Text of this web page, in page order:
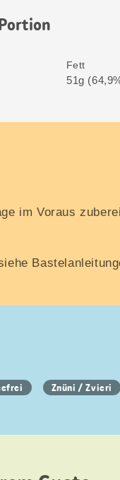
Fett
51g
im Voraus
Znüni / Zvieri